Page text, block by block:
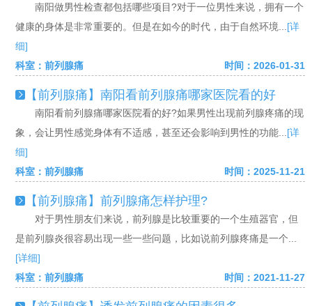
南阳做男性检查都包括哪些项目?对于一位男性来说，拥有一个
健康的身体是非常重要的。但是在如今的时代，由于自然环境... [详
细]
科室：前列腺痛
时间：2026-01-31
【前列腺痛】南阳看前列腺痛哪家医院看的好
南阳看前列腺痛哪家医院看的好?如果男性出现前列腺疼痛的现
象，会让男性感觉身体有不适感，甚至还会影响到男性的功能... [详
细]
科室：前列腺痛
时间：2025-11-21
【前列腺痛】前列腺痛怎样护理?
对于男性朋友们来说，前列腺是比较重要的一个生殖器官，但
是前列腺炎很容易出现一些一些问题，比如说前列腺疼痛是一个...
[详细]
科室：前列腺痛
时间：2021-11-27